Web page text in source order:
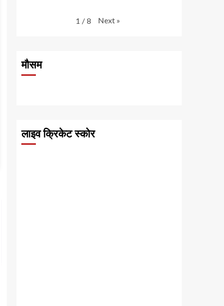
1 / 8 Next »
मौसम
लाइव क्रिकेट स्कोर